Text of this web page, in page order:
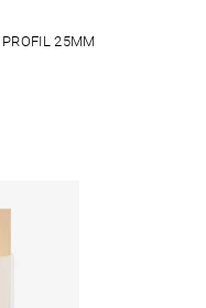
25MM